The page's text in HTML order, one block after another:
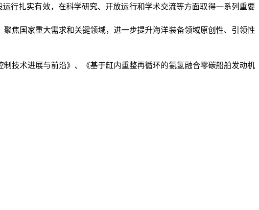
行扎实有效，在科学研究、开放运行和学术交流等方面取得一系列重要
焦国家重大需求和关键领域，进一步提升海洋装备领域原创性、引领性
技术进展与前沿》、《基于缸内重整再循环的氨氢融合零碳船舶发动机